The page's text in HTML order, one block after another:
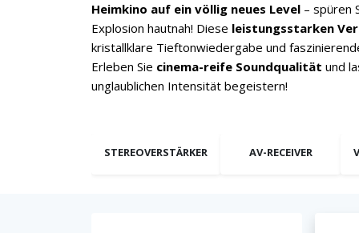
Heimkino auf ein völlig neues Level – spüren
Explosion hautnah! Diese leistungsstarken
kristallklare Tieftonwiedergabe und
Erleben Sie cinema-reife Soundqualität und
unglaublichen Intensität begeistern!
STEREOVERSTÄRKER AV-RECEIVER